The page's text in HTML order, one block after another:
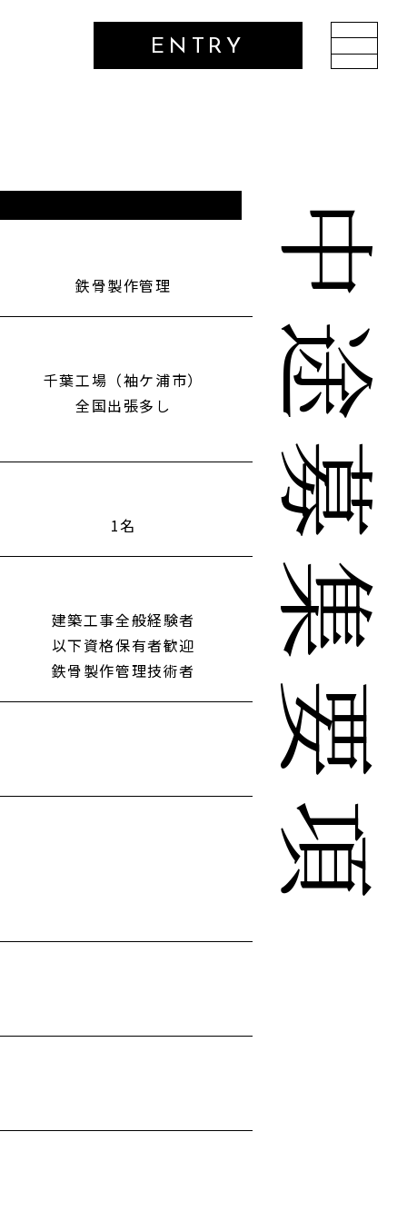
ENTRY
中途募集要項
鉄骨製作管理
千葉工場（袖ケ浦市）
全国出張多し
1名
建築工事全般経験者
以下資格保有者歓迎
鉄骨製作管理技術者